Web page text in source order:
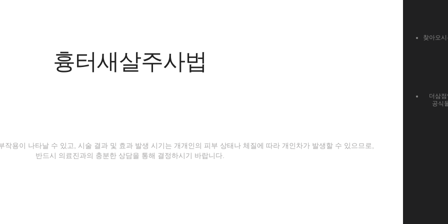
찾아오
더삼
공식
흉터새살주사법
작용이 나타날 수 있고, 시술 결과 및 효과 발생 시기는 개개인의 피부 상태나 체질에 따라 개인차가 발생할 수 있으므로,
반드시 의료진과의 충분한 상담을 통해 결정하시기 바랍니다.